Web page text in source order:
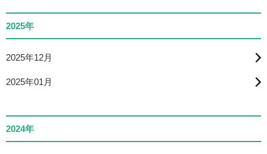
2025年
2025年12月
2025年01月
2024年